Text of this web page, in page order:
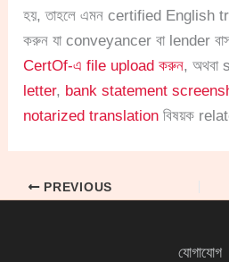
হয়, তাহলে এমন certified English
করুন যা conveyancer বা lender
CertOf-এ file upload করুন, অথবা
letter, bank statement
notarized translation বিষয়ক
PREVIOUS
যোগাযোগ